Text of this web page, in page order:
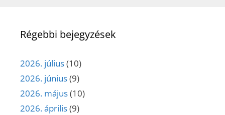
Régebbi bejegyzések
2026. július(10)
2026. június(9)
2026. május(10)
2026. április(9)